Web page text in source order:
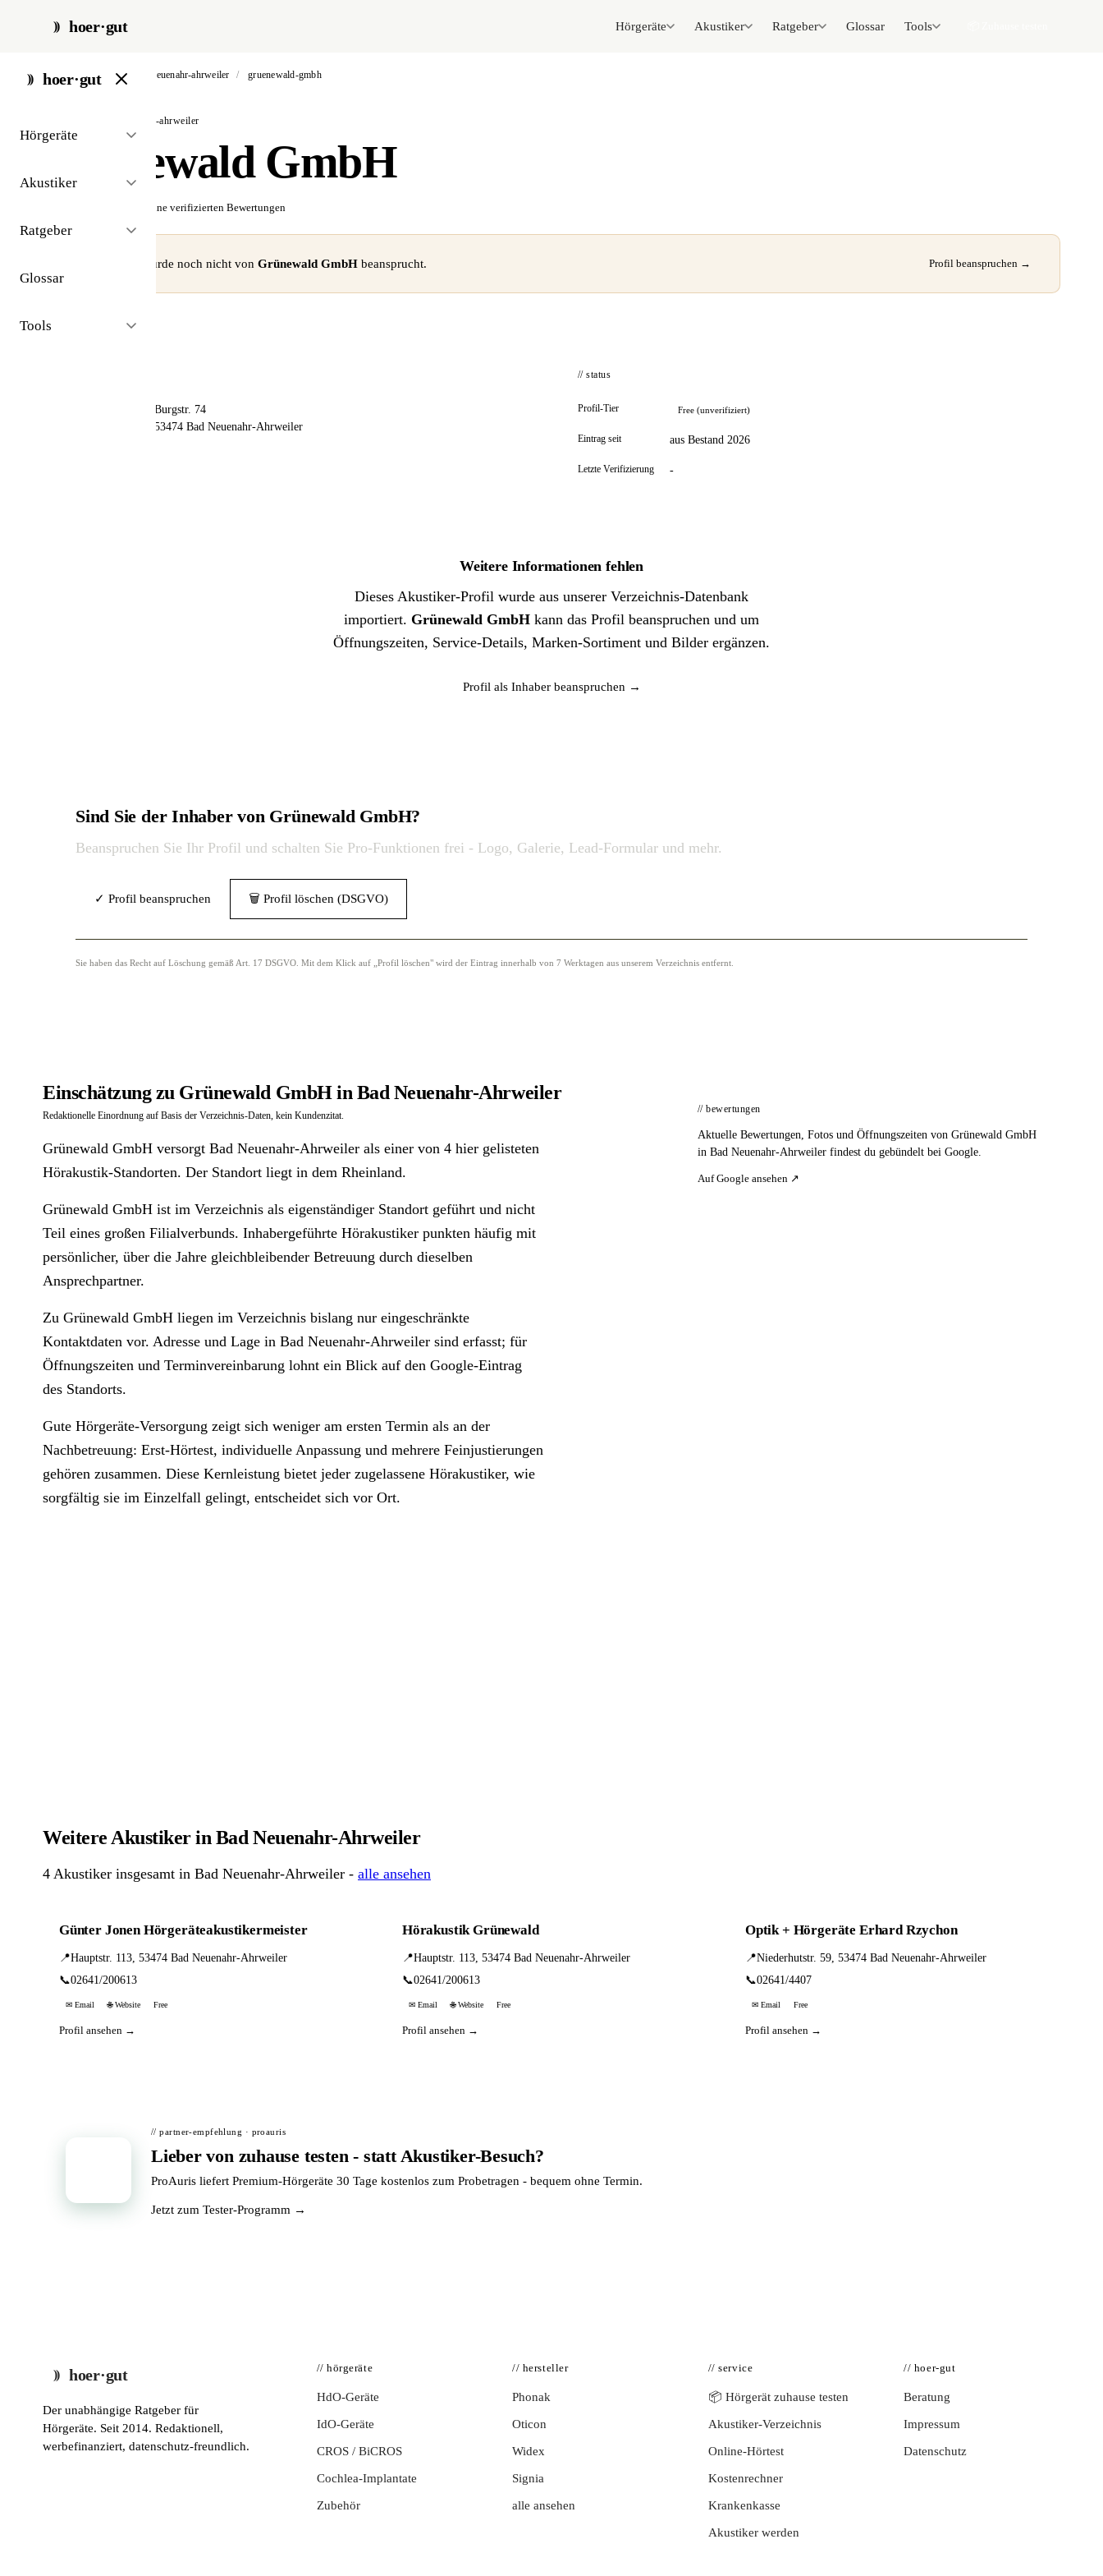
hoer·gut Hörgeräte Akustiker Ratgeber Glossar Tools
hoer·gut
Hörgeräte
Akustiker
Ratgeber
Glossar
Tools
start / akustiker / bad neuenahr-ahrweiler / gruenewald-gmbh
// akustiker · bad neuenahr-ahrweiler
Grünewald GmbH
Noch keine verifizierten Bewertungen
⚠ Dieses Profil wurde noch nicht von Grünewald GmbH beansprucht. Profil beanspruchen →
Burgstr. 74
53474 Bad Neuenahr-Ahrweiler
// status
Profil-Tier Free (unverifiziert)
Eintrag seit aus Bestand 2026
Letzte Verifizierung -
Weitere Informationen fehlen
Dieses Akustiker-Profil wurde aus unserer Verzeichnis-Datenbank
importiert. Grünewald GmbH kann das Profil beanspruchen und um
Öffnungszeiten, Service-Details, Marken-Sortiment und Bilder ergänzen.
Profil als Inhaber beanspruchen →
Sind Sie der Inhaber von Grünewald GmbH?
Beanspruchen Sie Ihr Profil und schalten Sie Pro-Funktionen frei - Logo, Galerie, Lead-Formular und mehr.
✓ Profil beanspruchen 🗑 Profil löschen (DSGVO)
Sie haben das Recht auf Löschung gemäß Art. 17 DSGVO. Mit dem Klick auf „Profil löschen" wird der Eintrag innerhalb von 7 Werktagen aus unserem Verzeichnis entfernt.
Einschätzung zu Grünewald GmbH in Bad Neuenahr-Ahrweiler
Redaktionelle Einordnung auf Basis der Verzeichnis-Daten, kein Kundenzitat.
Grünewald GmbH versorgt Bad Neuenahr-Ahrweiler als einer von 4 hier gelisteten
Hörakustik-Standorten. Der Standort liegt in dem Rheinland.
Grünewald GmbH ist im Verzeichnis als eigenständiger Standort geführt und nicht
Teil eines großen Filialverbunds. Inhabergeführte Hörakustiker punkten häufig mit
persönlicher, über die Jahre gleichbleibender Betreuung durch dieselben
Ansprechpartner.
Zu Grünewald GmbH liegen im Verzeichnis bislang nur eingeschränkte
Kontaktdaten vor. Adresse und Lage in Bad Neuenahr-Ahrweiler sind erfasst; für
Öffnungszeiten und Terminvereinbarung lohnt ein Blick auf den Google-Eintrag
des Standorts.
Gute Hörgeräte-Versorgung zeigt sich weniger am ersten Termin als an der
Nachbetreuung: Erst-Hörtest, individuelle Anpassung und mehrere Feinjustierungen
gehören zusammen. Diese Kernleistung bietet jeder zugelassene Hörakustiker, wie
sorgfältig sie im Einzelfall gelingt, entscheidet sich vor Ort.
// bewertungen
Aktuelle Bewertungen, Fotos und Öffnungszeiten von Grünewald GmbH
in Bad Neuenahr-Ahrweiler findest du gebündelt bei Google.
Auf Google ansehen ↗
Weitere Akustiker in Bad Neuenahr-Ahrweiler
4 Akustiker insgesamt in Bad Neuenahr-Ahrweiler - alle ansehen
Günter Jonen Hörgeräteakustikermeister
📍Hauptstr. 113, 53474 Bad Neuenahr-Ahrweiler
📞02641/200613
✉ Email 🌐 Website Free
Profil ansehen →
Hörakustik Grünewald
📍Hauptstr. 113, 53474 Bad Neuenahr-Ahrweiler
📞02641/200613
✉ Email 🌐 Website Free
Profil ansehen →
Optik + Hörgeräte Erhard Rzychon
📍Niederhutstr. 59, 53474 Bad Neuenahr-Ahrweiler
📞02641/4407
✉ Email Free
Profil ansehen →
// partner-empfehlung · proauris
Lieber von zuhause testen - statt Akustiker-Besuch?
ProAuris liefert Premium-Hörgeräte 30 Tage kostenlos zum Probetragen - bequem ohne Termin.
Jetzt zum Tester-Programm →
hoer·gut
Der unabhängige Ratgeber für
Hörgeräte. Seit 2014. Redaktionell,
werbefinanziert, datenschutz-freundlich.
// hörgeräte
HdO-Geräte
IdO-Geräte
CROS / BiCROS
Cochlea-Implantate
Zubehör
// hersteller
Phonak
Oticon
Widex
Signia
alle ansehen
// service
📦 Hörgerät zuhause testen
Akustiker-Verzeichnis
Online-Hörtest
Kostenrechner
Krankenkasse
Akustiker werden
// hoer-gut
Beratung
Impressum
Datenschutz